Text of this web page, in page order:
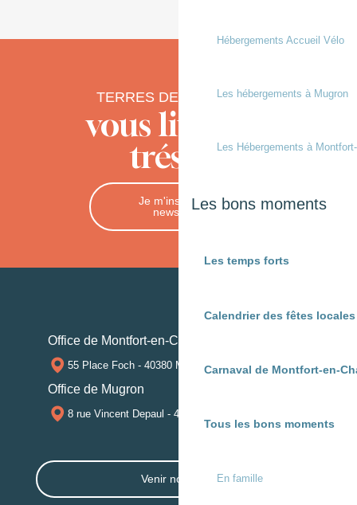
Hébergements Accueil Vélo
Les hébergements à Mugron
Les Hébergements à
Les bons moments
Les temps forts
Calendrier des fêtes
Carnaval de Montfort-en-
Tous les bons moments
En famille
TERRES DE CHALOSSE
vous livre ses
trésors
Je m'inscris à la
newsletter
Office de Montfort-en-Chalosse
55 Place Foch - 40380 MONTFORT-EN-CHALOSSE
Office de Mugron
8 rue Vincent Depaul - 40250 MUGRON
Venir nous voir